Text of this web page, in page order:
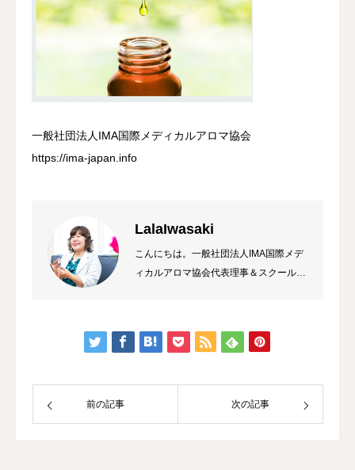
一般社団法人IMA国際メディカルアロマ協会
https://ima-japan.info
LalaIwasaki
こんにちは。一般社団法人IMA国際メデ
ィカルアロマ協会代表理事＆スクール校
トレーナーになり、HAWAIIのマナカー
ドのご縁でメディカルアロマに出会いま
前の記事 次の記事